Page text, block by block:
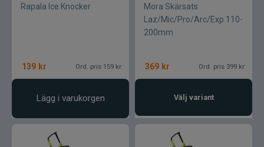
Rapala Ice Knocker
139 kr Ord. pris 159 kr
Lägg i varukorgen
Mora Skärsats
Laz/Mic/Pro/Arc/Exp 110-
200mm
369 kr Ord. pris 399 kr
Välj variant